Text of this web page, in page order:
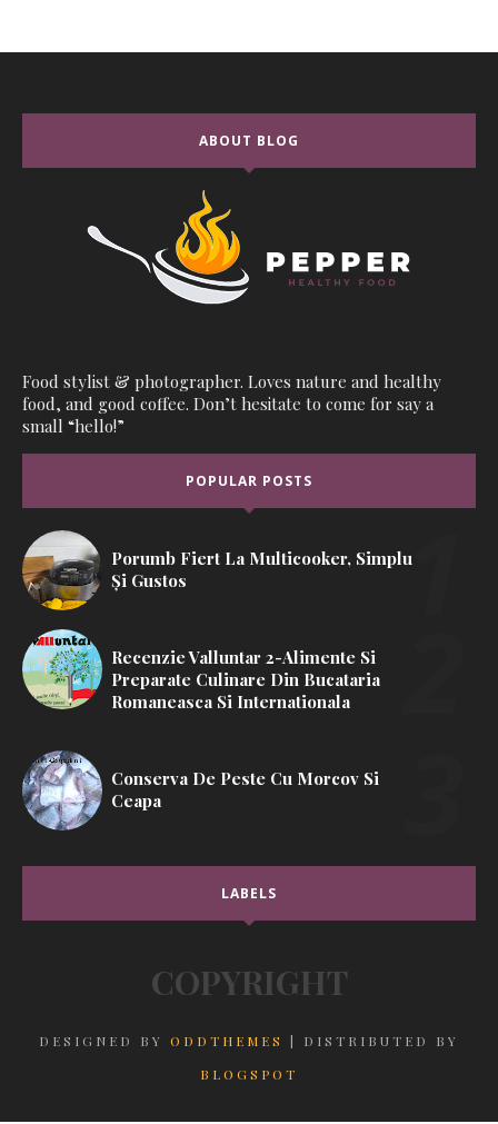
ABOUT BLOG
Food stylist & photographer. Loves nature and healthy
food, and good coffee. Don’t hesitate to come for say a
small “hello!”
POPULAR POSTS
Porumb Fiert La Multicooker, Simplu
Și Gustos
Recenzie Valluntar 2-Alimente Si
Preparate Culinare Din Bucataria
Romaneasca Si Internationala
Conserva De Peste Cu Morcov Si
Ceapa
LABELS
COPYRIGHT
DESIGNED BY ODDTHEMES
| DISTRIBUTED BY
BLOGSPOT